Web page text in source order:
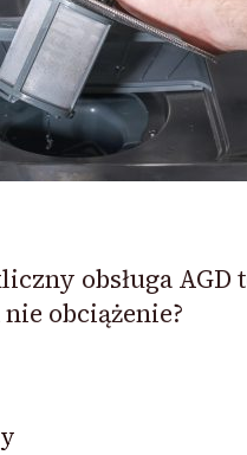
obsługa AGD
obciążenie?